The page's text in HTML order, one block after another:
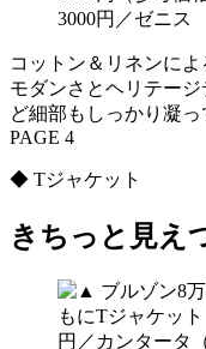
3000円／ゼニス
コットン＆リネンに
モダンさとヘリテー
ど細部もしっかり凝っ
PAGE 4
◆ Tジャケット
きちっと見え